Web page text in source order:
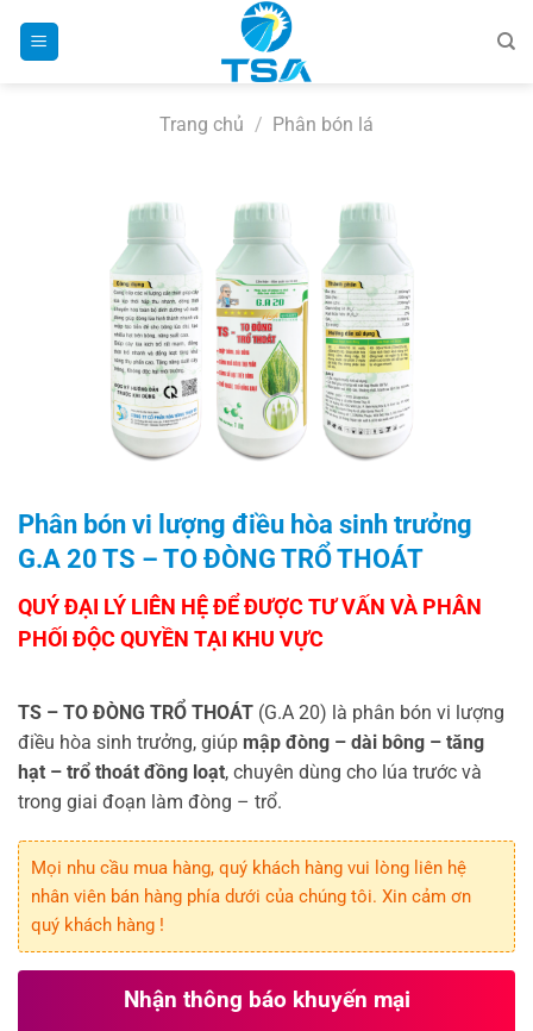
Trang chủ / Phân bón lá
Phân bón vi lượng điều hòa sinh trưởng
G.A 20 TS – TO ĐÒNG TRỔ THOÁT
TS – TO ĐÒNG TRỔ THOÁT (G.A 20) là phân bón vi lượng
điều hòa sinh trưởng, giúp mập đòng – dài bông – tăng
hạt – trổ thoát đồng loạt, chuyên dùng cho lúa trước và
trong giai đoạn làm đòng – trổ.
Mọi nhu cầu mua hàng, quý khách hàng vui lòng liên hệ
nhân viên bán hàng phía dưới của chúng tôi. Xin cảm ơn
quý khách hàng !
Nhận thông báo khuyến mại